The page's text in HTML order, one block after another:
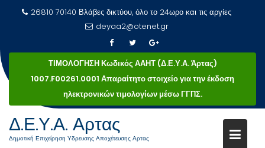
περιεχόμενο
26810 70140 Βλάβες δικτύου, όλο το 24ωρο και τις αργίες
deyaa2@otenet.gr
ΤΙΜΟΛΟΓΗΣΗ Κωδικός ΑΑΗΤ (Δ.Ε.Υ.Α. Άρτας)
1007.F00261.0001 Απαραίτητο στοιχείο για την έκδοση
ηλεκτρονικών τιμολογίων μέσω ΓΓΠΣ.
Δ.Ε.Υ.Α. Αρτας
Δημοτική Επιχείρηση Υδρευσης Αποχέτευσης Αρτας
ΜΕΤΑΞΎ ΤΩΝ ΠΡΏΤΩΝ ΣΤΗΝ
ΠΙΣΤΟΠΟΊΗΣΗ ΔΙΑΧΕΙΡΙΣΤΙΚΉΣ
ΕΠΆΡΚΕΙΑΣ ΑΠΌ ΡΑΑΕΥ Η ΔΕΥΑ ΆΡΤΑΣ
Αρχική